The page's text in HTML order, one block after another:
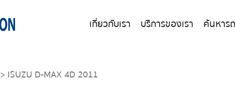
เกี่ยวกับเรา บริการของเรา ค้นหาร
> ISUZU D-MAX 4D 2011